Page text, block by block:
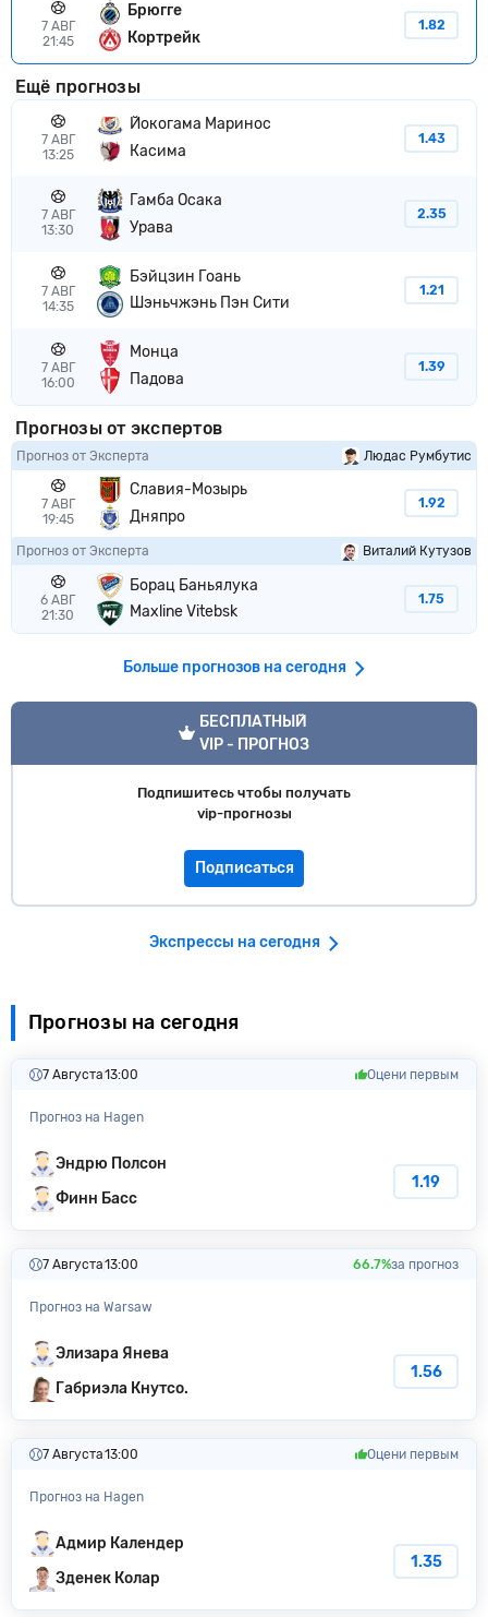
7 АВГ
21:45
Брюгге
Кортрейк
1.82
Ещё прогнозы
7 АВГ
13:25
Йокогама Маринос
Касима
1.43
7 АВГ
13:30
Гамба Осака
Урава
2.35
7 АВГ
14:35
Бэйцзин Гоань
Шэньчжэнь Пэн Сити
1.21
7 АВГ
16:00
Монца
Падова
1.39
Прогнозы от экспертов
Прогноз от Эксперта Людас Румбутис
7 АВГ
19:45
Славия-Мозырь
Дняпро
1.92
Прогноз от Эксперта Виталий Кутузов
6 АВГ
21:30
Борац Баньялука
Maxline Vitebsk
1.75
Больше прогнозов на сегодня
VIP прогноз
БЕСПЛАТНЫЙ
VIP - ПРОГНОЗ
Подпишитесь чтобы получать
vip-прогнозы
Подписаться
Экспрессы на сегодня
Прогнозы на сегодня
7 Августа13:00 Оцени первым
Прогноз на Hagen
Эндрю Полсон
Финн Басс
1.19
7 Августа13:00 66.7%за прогноз
Прогноз на Warsaw
Элизара Янева
Габриэла Кнутсо.
1.56
7 Августа13:00 Оцени первым
Прогноз на Hagen
Адмир Календер
Зденек Колар
1.35